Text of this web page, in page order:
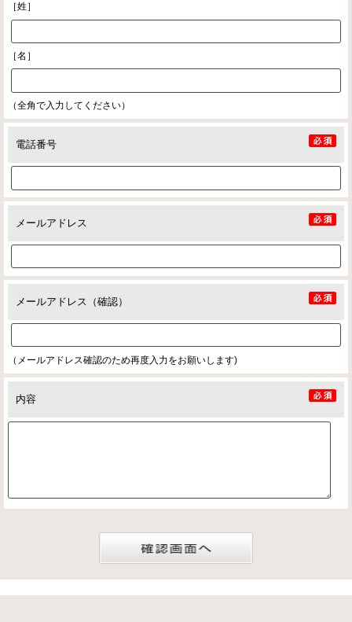
［姓］
［名］
（全角で入力してください）
電話番号
メールアドレス
メールアドレス（確認）
（メールアドレス確認のため再度入力をお願いします)
内容